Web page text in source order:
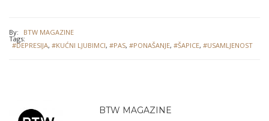
By: BTW MAGAZINE
Tags:
#DEPRESIJA, #KUĆNI LJUBIMCI, #PAS, #PONAŠANJE, #ŠAPICE, #USAMLJENOST
BTW MAGAZINE